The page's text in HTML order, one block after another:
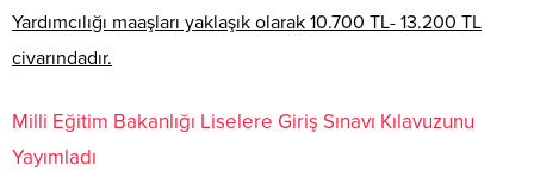
Yardımcılığı maaşları yaklaşık olarak 10.700 TL- 13.200 TL
civarındadır.
Milli Eğitim Bakanlığı Liselere Giriş Sınavı Kılavuzunu
Yayımladı